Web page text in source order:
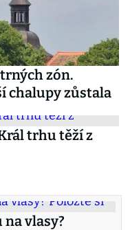
zón.
chalupy zůstala
trhu těží z
vlasy?